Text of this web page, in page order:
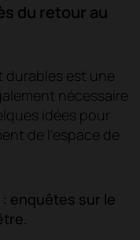
du retour au
durables est une
nécessaire
idées pour
de l'espace de
enquêtes sur le